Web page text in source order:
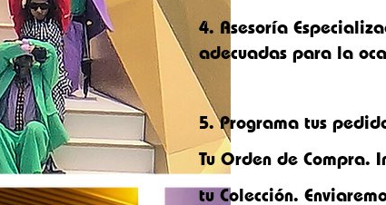
4. Asesoría
adecuadas para la
5.Programa tus
Tu Orden de Compra.
tu Colección.